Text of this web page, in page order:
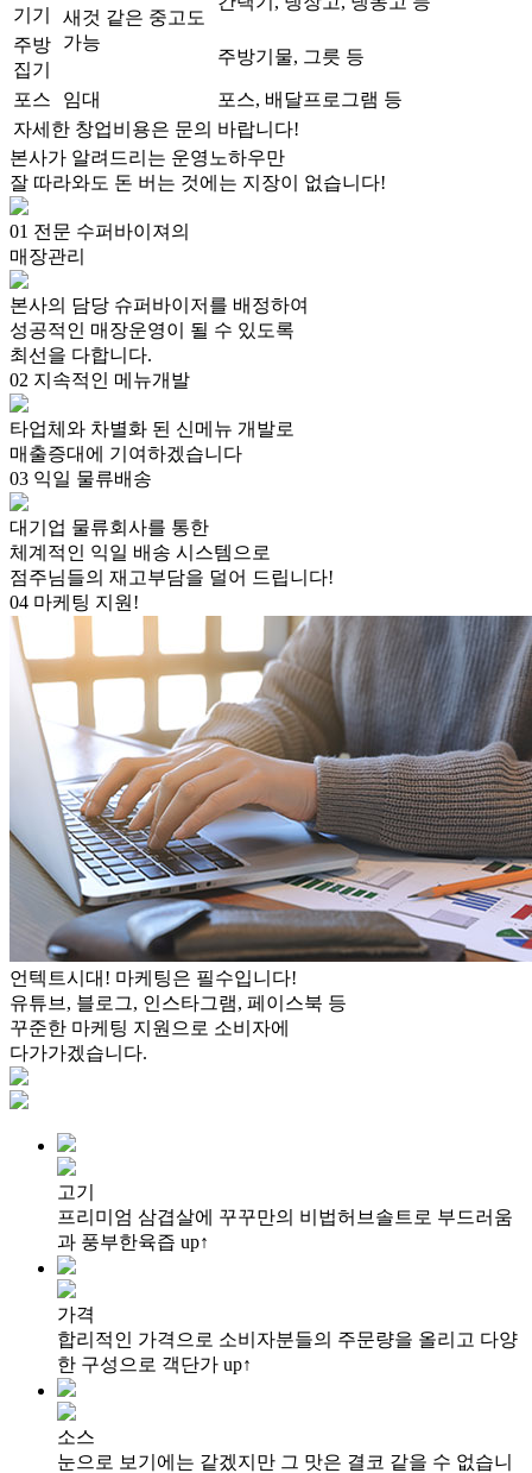
기기
새것 같은 중고도
가능
주방
집기
주방기물, 그릇 등
포스 임대
포스, 배달프로그램 등
자세한 창업비용은 문의 바랍니다!
본사가 알려드리는 운영 노하우만
잘 따라와도 돈 버는 것에는 지장이 없습니다!
01 전문 수퍼바이져의
매장관리
본사의 담당 슈퍼바이저를 배정하여
성공적인 매장운영이 될 수 있도록
최선을 다합니다.
02 지속적인 메뉴개발
타업체와 차별화 된 신메뉴 개발로
매출증대에 기여하겠습니다
03 익일 물류배송
대기업 물류회사를 통한
체계적인 익일 배송 시스템으로
점주님들의 재고부담을 덜어 드립니다!
04 마케팅 지원!
언텍트시대! 마케팅은 필수입니다!
유튜브, 블로그, 인스타그램, 페이스북 등
꾸준한 마케팅 지원으로 소비자에
다가가겠습니다.
고기
프리미엄 삼겹살에 꾸꾸만의 비법허브솔트로 부드러움
과 풍부한육즙 up↑
가격
합리적인 가격으로 소비자분들의 주문량을 올리고 다양
한 구성으로 객단가 up↑
소스
눈으로 보기에는 같겠지만 그 맛은 결코 같을 수 없습니